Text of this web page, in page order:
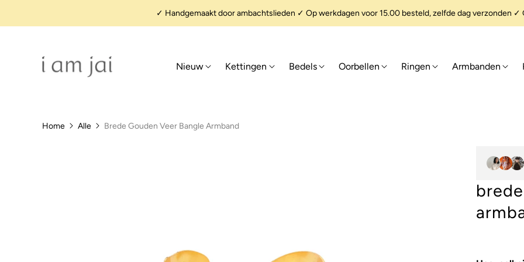
✓ Handgemaakt door ambachtslieden ✓ Op werkdagen voor 15.00 besteld, zelfde dag verzonden ✓
Nieuw Kettingen Bedels Oorbellen Ringen Armbanden
Home Alle Brede Gouden Veer Bangle Armband